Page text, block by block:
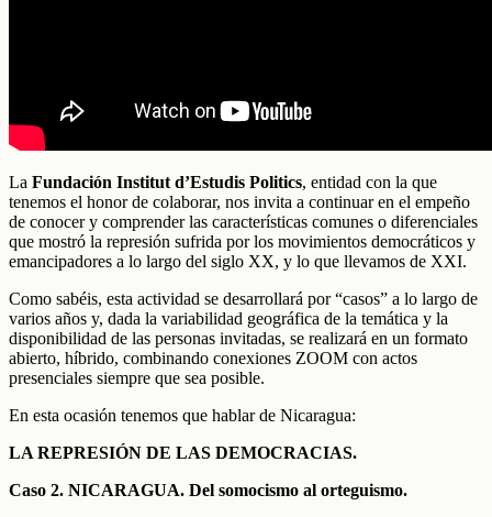
La Fundación Institut d’Estudis Politics, entidad con la que
tenemos el honor de colaborar, nos invita a continuar en el empeño
de conocer y comprender las características comunes o diferenciales
que mostró la represión sufrida por los movimientos democráticos y
emancipadores a lo largo del siglo XX, y lo que llevamos de XXI.
Como sabéis, esta actividad se desarrollará por “casos” a lo largo de
varios años y, dada la variabilidad geográfica de la temática y la
disponibilidad de las personas invitadas, se realizará en un formato
abierto, híbrido, combinando conexiones ZOOM con actos
presenciales siempre que sea posible.
En esta ocasión tenemos que hablar de Nicaragua:
LA REPRESIÓN DE LAS DEMOCRACIAS.
Caso 2. NICARAGUA. Del somocismo al orteguismo.